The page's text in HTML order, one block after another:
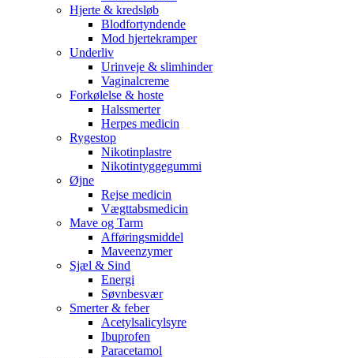
Hjerte & kredsløb
Blodfortyndende
Mod hjertekramper
Underliv
Urinveje & slimhinder
Vaginalcreme
Forkølelse & hoste
Halssmerter
Herpes medicin
Rygestop
Nikotinplastre
Nikotintyggegummi
Øjne
Rejse medicin
Vægttabsmedicin
Mave og Tarm
Afføringsmiddel
Maveenzymer
Sjæl & Sind
Energi
Søvnbesvær
Smerter & feber
Acetylsalicylsyre
Ibuprofen
Paracetamol